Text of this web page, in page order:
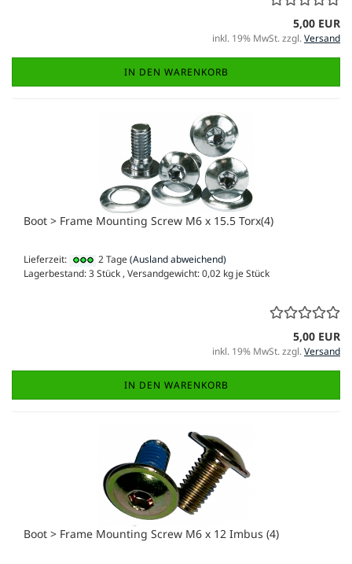
5,00 EUR
inkl. 19% MwSt. zzgl.Versand
IN DEN WARENKORB
Boot > Frame Mounting Screw M6 x 15.5 Torx(4)
Lieferzeit: 2 Tage(Ausland abweichend)
Lagerbestand: 3 Stück , Versandgewicht:0,02 kg je Stück
5,00 EUR
inkl. 19% MwSt. zzgl.Versand
IN DEN WARENKORB
Boot > Frame Mounting Screw M6 x 12 Imbus (4)